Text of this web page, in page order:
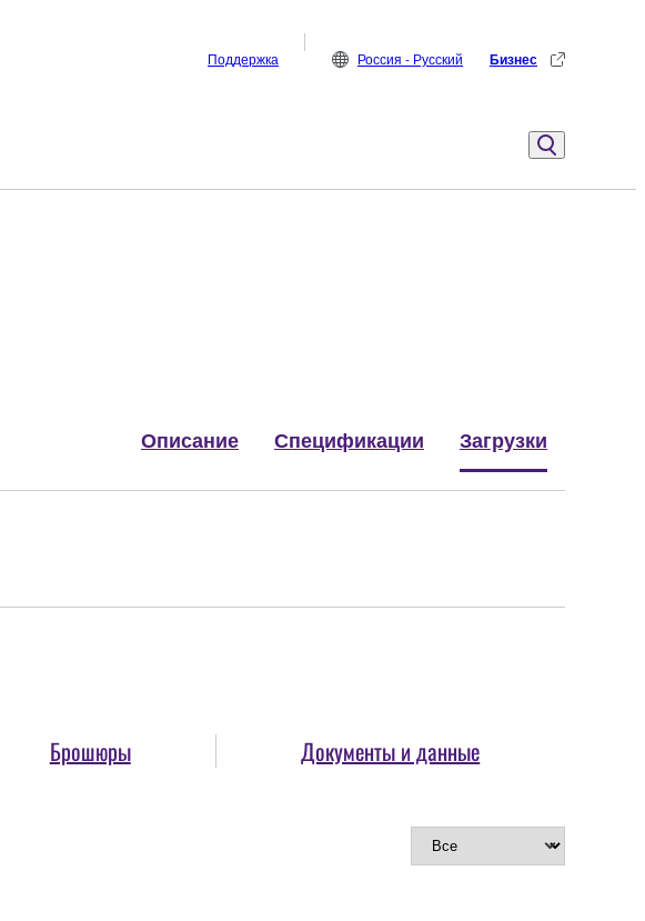
Поддержка Россия - Русский Бизнес
Описание Спецификации Загрузки
Брошюры Документы и данные